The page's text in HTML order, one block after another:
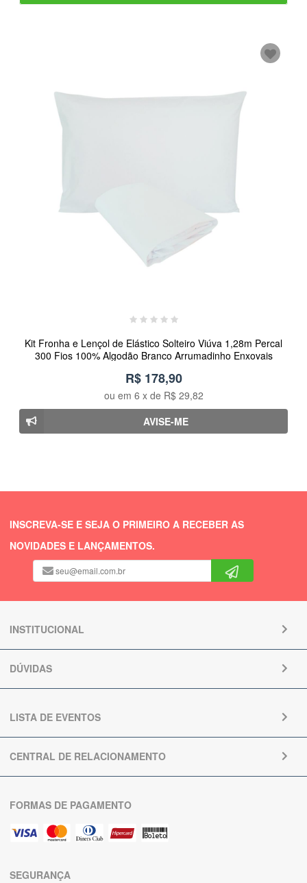
Kit Fronha e Lençol de Elástico Solteiro Viúva 1,28m Percal
300 Fios 100% Algodão Branco Arrumadinho Enxovais
R$ 178,90
ou em 6 x de R$ 29,82
AVISE-ME
INSCREVA-SE E SEJA O PRIMEIRO A RECEBER AS
NOVIDADES E LANÇAMENTOS.
INSTITUCIONAL
DÚVIDAS
LISTA DE EVENTOS
CENTRAL DE RELACIONAMENTO
FORMAS DE PAGAMENTO
SEGURANÇA